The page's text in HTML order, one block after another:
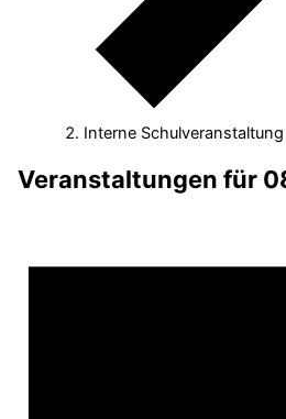
Interne Schulveranstaltung
Veranstaltungen für